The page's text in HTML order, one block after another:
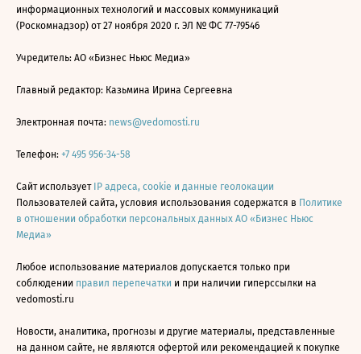
информационных технологий и массовых коммуникаций
(Роскомнадзор) от 27 ноября 2020 г. ЭЛ № ФС 77-79546
Учредитель: АО «Бизнес Ньюс Медиа»
Главный редактор: Казьмина Ирина Сергеевна
Электронная почта: news@vedomosti.ru
Телефон: +7 495 956-34-58
Сайт использует IP адреса, cookie и данные геолокации
Пользователей сайта, условия использования содержатся в Политике
в отношении обработки персональных данных АО «Бизнес Ньюс
Медиа»
Любое использование материалов допускается только при
соблюдении правил перепечатки и при наличии гиперссылки на
vedomosti.ru
Новости, аналитика, прогнозы и другие материалы, представленные
на данном сайте, не являются офертой или рекомендацией к покупке